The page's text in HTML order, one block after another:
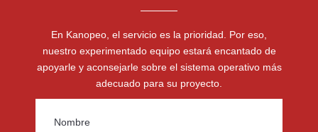
En Kanopeo, el servicio es la prioridad. Por eso,
nuestro experimentado equipo estará encantado de
apoyarle y aconsejarle sobre el sistema operativo más
adecuado para su proyecto.